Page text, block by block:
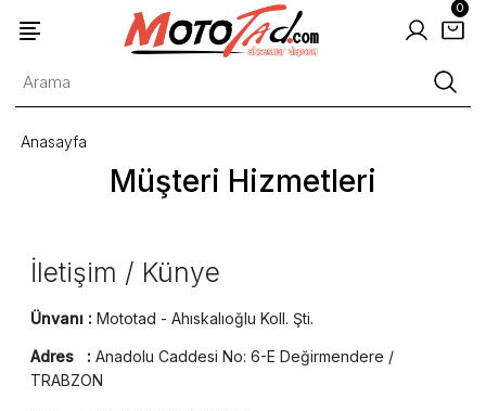
0
Müşteri Hizmetleri
Anasayfa
İletişim / Künye
Ünvanı : Mototad - Ahıskalıoğlu Koll. Şti.
Adres : Anadolu Caddesi No: 6-E Değirmendere /
TRABZON